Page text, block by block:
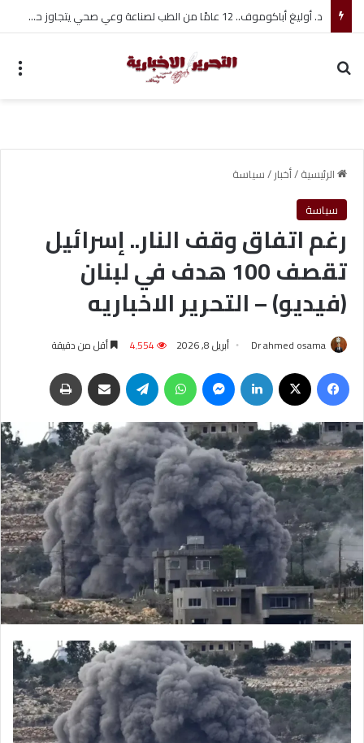
الرئيسية/أخبار/سياسة
سياسة
رغم اتفاق وقف النار.. إسرائيل
تقصف 100 هدف في لبنان
(فيديو) – التحرير الاخباريه
Dr ahmed osama أبريل 8, 2026 4٬554 أقل من دقيقة